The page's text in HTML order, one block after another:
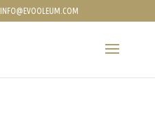
INFO@EVOOLEUM.COM